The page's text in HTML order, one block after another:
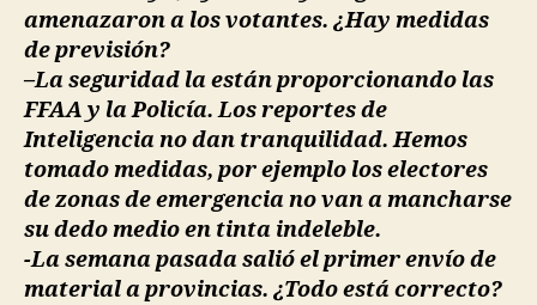
amenazaron a los votantes. ¿Hay medidas
de previsión?
–La seguridad la están proporcionando las
FFAA y la Policía. Los reportes de
Inteligencia no dan tranquilidad. Hemos
tomado medidas, por ejemplo los electores
de zonas de emergencia no van a mancharse
su dedo medio en tinta indeleble.
-La semana pasada salió el primer envío de
material a provincias. ¿Todo está correcto?